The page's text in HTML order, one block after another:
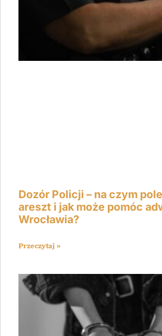
Dozór Policji – na czym
areszt i jak może pomóc
Wrocławia?
Przeczytaj »